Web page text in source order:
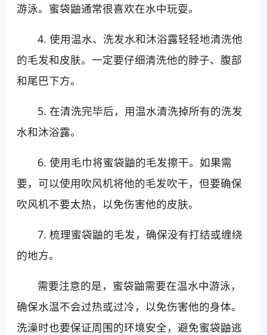
游泳。蜜袋鼬通常很喜欢在水中玩耍。
4. 使用温水、洗发水和沐浴露轻轻地清洗他
的毛发和皮肤。一定要仔细清洗他的脖子、腹部
和尾巴下方。
5. 在清洗完毕后，用温水清洗掉所有的洗发
水和沐浴露。
6. 使用毛巾将蜜袋鼬的毛发擦干。如果需
要，可以使用吹风机将他的毛发吹干，但要确保
吹风机不要太热，以免伤害他的皮肤。
7. 梳理蜜袋鼬的毛发，确保没有打结或缠绕
的地方。
需要注意的是，蜜袋鼬需要在温水中游泳，
确保水温不会过热或过冷，以免伤害他的身体。
洗澡时也要保证周围的环境安全，避免蜜袋鼬逃